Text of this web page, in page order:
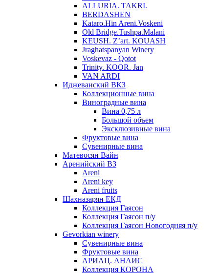
ALLURIA. TAKRI.
BERDASHEN
Kataro.Hin Areni.Voskeni
Old Bridge.Tushpa.Malani
KEUSH. Z’art. KOUASH
Jraghatspanyan Winery
Voskevaz - Qotot
Trinity. KOOR. Jan
VAN ARDI
Иджеванский ВКЗ
Коллекционные вина
Виноградные вина
Вина 0,75 л
Большой объем
Эксклюзивные вина
Фруктовые вина
Cувенирные вина
Матевосян Вайн
Аренийский ВЗ
Areni
Areni key
Areni fruits
Шахназарян ЕКД
Коллекция Гаясон
Коллекция Гаясон п/у
Коллекция Гаясон Новогодняя п/у
Gevorkian winery
Сувенирные вина
Фруктовые вина
АРИАЦ. АНАИС
Коллекция КОРОНА